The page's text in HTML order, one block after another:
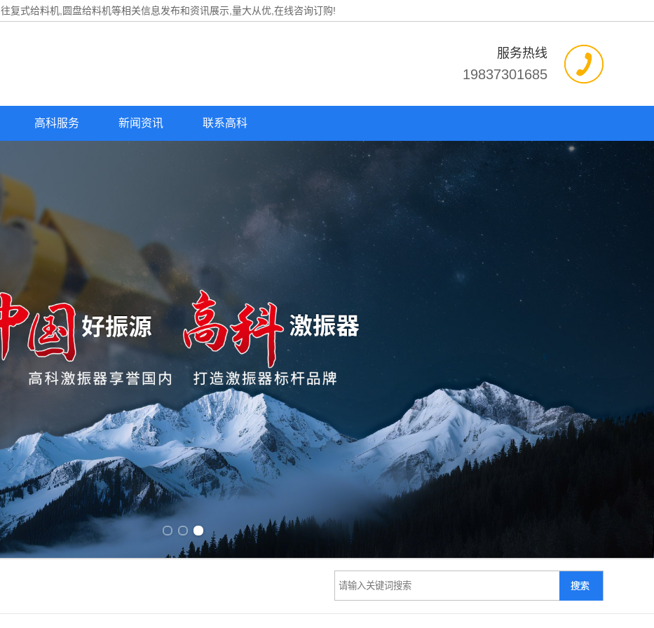
,往复式给料机,圆盘给料机等相关信息发布和资讯展示,量大从优,在线咨询订购!
服务热线
19837301685
高科服务 新闻资讯 联系高科